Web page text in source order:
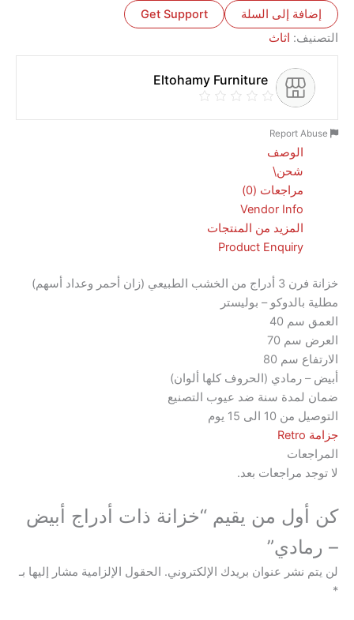
إلى السلة
Get Support
اثاث
Eltohamy Furniture
مراجعات (0)
Vendor Info
المزيد من المنتجات
Product Enquiry
خزانة فرن 3 أدراج من الخشب الطبيعي (زان أحمر وعداد أسهم)
– بوليستر
40
70
سم 80
(الحروف كلها ألوان)
سنة ضد عيوب التصنيع
15 يوم
مراجعات بعد.
من يقيم “خزانة ذات أدراج أبيض
عنوان بريدك الإلكتروني. الحقول الإلزامية مشار إليها بـ